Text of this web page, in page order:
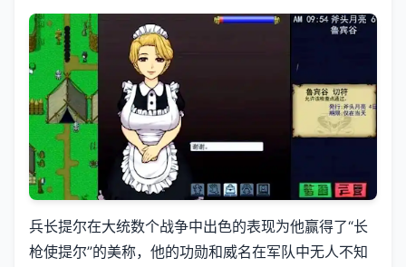
兵长提尔在大统数个战争中出色的表现为他赢得了“长
枪使提尔”的美称，他的功勋和威名在军队中无人不知